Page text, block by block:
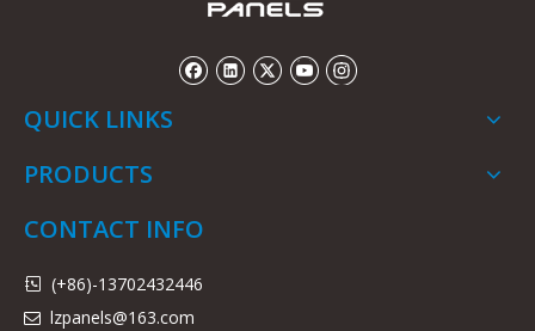
QUICK LINKS
PRODUCTS
CONTACT INFO
 (+86)-13702432446
 lzpanels@163.com